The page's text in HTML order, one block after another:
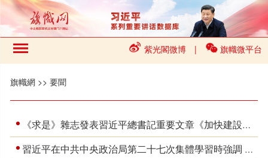
紫光閣微博 | 旗幟微平台
旗幟網 >>要聞
《求是》雜志發表習近平總書記重要文章《加快建設健康中國》
習近平在中共中央政治局第二十七次集體學習時強調 強化政治引領 深化創新發展 高質量推進國防和軍隊現代化